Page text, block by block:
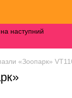
наступний
«Зоопарк»